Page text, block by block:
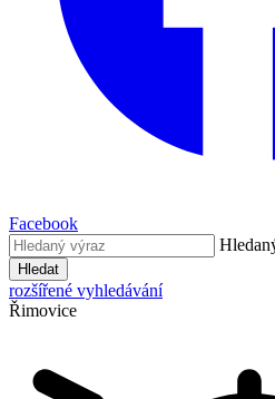
Facebook
Hledat
rozšířené vyhledávání
Řimovice